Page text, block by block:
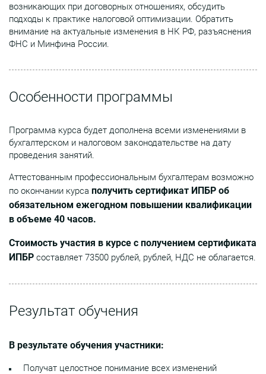
возникающих при договорных отношениях, обсудить
подходы к практике налоговой оптимизации. Обратить
внимание на актуальные изменения в НК РФ, разъяснения
ФНС и Минфина России.
Особенности программы
Программа курса будет дополнена всеми изменениями в
бухгалтерском и налоговом законодательстве на дату
проведения занятий.
Аттестованным профессиональным бухгалтерам возможно
по окончании курса получить сертификат ИПБР об
обязательном ежегодном повышении квалификации
в объеме 40 часов.
Стоимость участия в курсе с получением сертификата
ИПБР составляет 73500 рублей, рублей, НДС не облагается.
Результат обучения
В результате обучения участники:
Получат целостное понимание всех изменений